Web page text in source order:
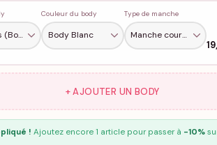
Couleur du body Type de manche
+ AJOUTER UN BODY
! Ajoutez encore 1 article pour passer à -10%